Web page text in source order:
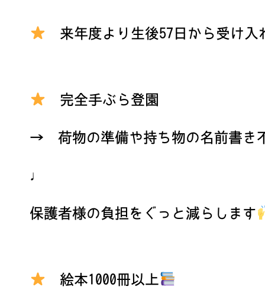
来年度より生後57日から受け入
完全手ぶら登園
→ 荷物の準備や持ち物の名前書き
♩
保護者様の負担をぐっと減らします
絵本1000冊以上